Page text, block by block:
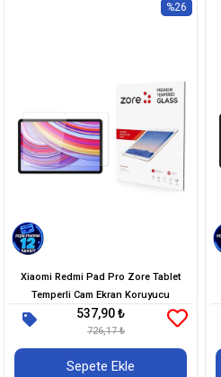
Xiaomi Redmi Pad Pro Zore Tablet
Temperli Cam Ekran Koruyucu
537,90 ₺
726,17 ₺
Sepete Ekle
%26